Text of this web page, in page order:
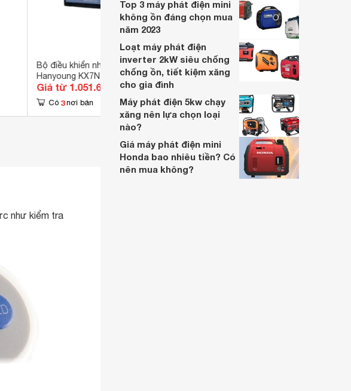
Bộ điều khiển nhiệt độ
Hanyoung KX7N-SENA
Giá từ 1.051.600 đ
Có 3 nơi bán
Điều khiển nhiệt độ Autonics
TZN4S-14R
Có 2 nơi bán
như kiểm tra
Top 3 máy phát điện mini
không ồn đáng chọn mua
năm 2023
Loạt máy phát điện
inverter 2kW siêu chống
chống ồn, tiết kiệm xăng
cho gia đình
Máy phát điện 5kw chạy
xăng nên lựa chọn loại
nào?
Giá máy phát điện mini
Honda bao nhiêu tiền? Có
nên mua không?